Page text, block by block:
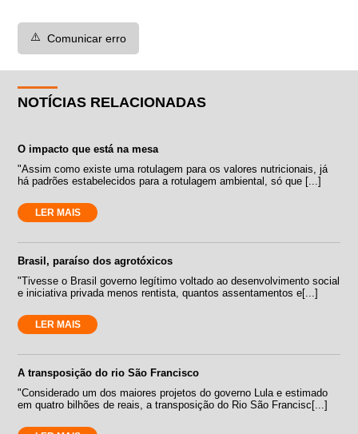
⚠️ Comunicar erro
NOTÍCIAS RELACIONADAS
O impacto que está na mesa
"Assim como existe uma rotulagem para os valores nutricionais, já
há padrões estabelecidos para a rotulagem ambiental, só que [...]
LER MAIS
Brasil, paraíso dos agrotóxicos
"Tivesse o Brasil governo legítimo voltado ao desenvolvimento social
e iniciativa privada menos rentista, quantos assentamentos e[...]
LER MAIS
A transposição do rio São Francisco
"Considerado um dos maiores projetos do governo Lula e estimado
em quatro bilhões de reais, a transposição do Rio São Francisc[...]